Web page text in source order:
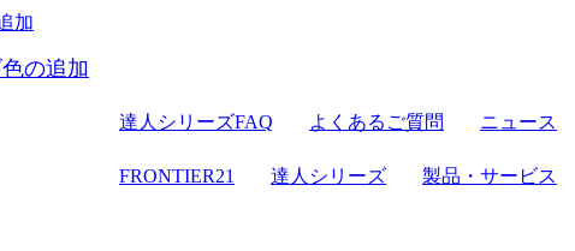
達人シリーズFAQ よくあるご質問
FRONTIER21
ニュース
FRONTIER21 達人シリーズ 製品・サービス